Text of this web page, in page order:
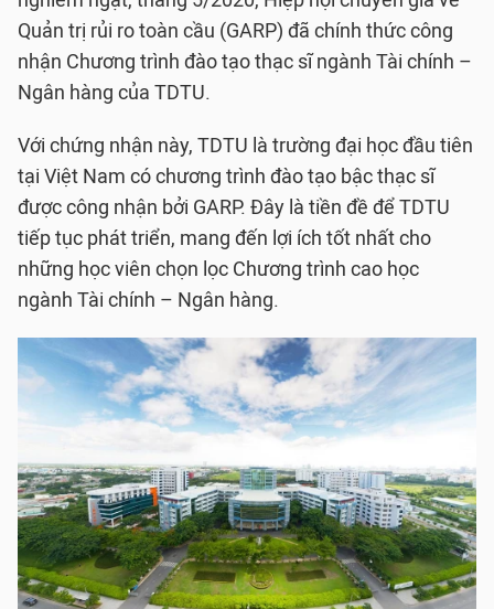
Quản trị rủi ro toàn cầu (GARP) đã chính thức công
nhận Chương trình đào tạo thạc sĩ ngành Tài chính –
Ngân hàng của TDTU.
Với chứng nhận này, TDTU là trường đại học đầu tiên
tại Việt Nam có chương trình đào tạo bậc thạc sĩ
được công nhận bởi GARP. Đây là tiền đề để TDTU
tiếp tục phát triển, mang đến lợi ích tốt nhất cho
những học viên chọn lọc Chương trình cao học
ngành Tài chính – Ngân hàng.